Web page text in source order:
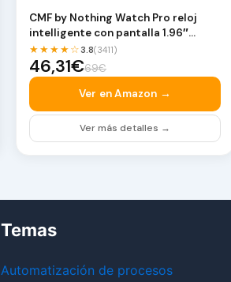
CMF by Nothing Watch Pro reloj
intelligente con pantalla 1.96″
AMOLED, me…
★★★★☆3.8(3411)
46,31€69€
Ver en Amazon →
Ver más detalles →
Temas
Automatización de procesos